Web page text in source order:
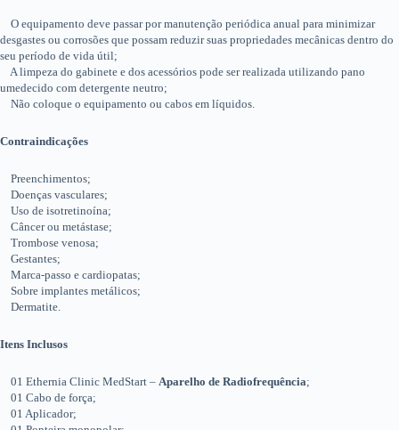
O equipamento deve passar por manutenção periódica anual para minimizar
desgastes ou corrosões que possam reduzir suas propriedades mecânicas dentro do
seu período de vida útil;
A limpeza do gabinete e dos acessórios pode ser realizada utilizando pano
umedecido com detergente neutro;
Não coloque o equipamento ou cabos em líquidos.
Contraindicações
Preenchimentos;
Doenças vasculares;
Uso de isotretinoína;
Câncer ou metástase;
Trombose venosa;
Gestantes;
Marca-passo e cardiopatas;
Sobre implantes metálicos;
Dermatite.
Itens Inclusos
01 Ethernia Clinic MedStart – Aparelho de Radiofrequência;
01 Cabo de força;
01 Aplicador;